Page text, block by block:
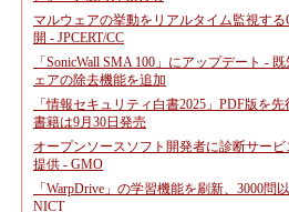
マルウェアの挙動をリアルタイム監視する
開 - JPCERT/CC
「SonicWall SMA 100」にアップデート -
ェアの除去機能を追加
「情報セキュリティ白書2025」PDF版を
書籍は9月30日発売
オープンソースソフト開発者に診断サー
提供 - GMO
「WarpDrive」の学習機能を刷新、3000問
NICT